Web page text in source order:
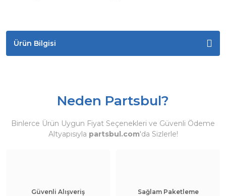
Ürün Bilgisi
Neden Partsbul?
Binlerce Ürün Uygun Fiyat Seçenekleri ve Güvenli Ödeme
Altyapısıyla partsbul.com'da Sizlerle!
Güvenli Alışveriş Sağlam Paketleme